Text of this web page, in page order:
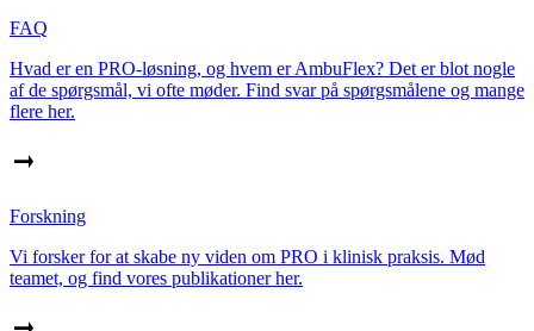
FAQ
Hvad er en PRO-løsning, og hvem er AmbuFlex? Det er blot nogle
af de spørgsmål, vi ofte møder. Find svar på spørgsmålene og mange
flere her.
Forskning
Vi forsker for at skabe ny viden om PRO i klinisk praksis. Mød
teamet, og find vores publikationer her.